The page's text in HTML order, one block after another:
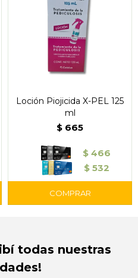
Loción Piojicida X-PEL 125
ml
$ 665
$ 466
$ 532
todas nuestras